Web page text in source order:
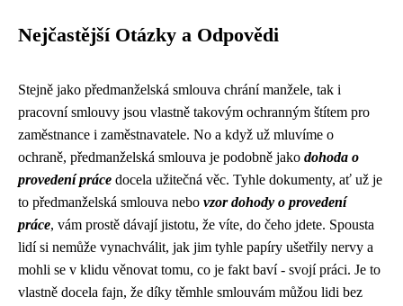
Nejčastější Otázky a Odpovědi
Stejně jako předmanželská smlouva chrání manžele, tak i
pracovní smlouvy jsou vlastně takovým ochranným štítem pro
zaměstnance i zaměstnavatele. No a když už mluvíme o
ochraně, předmanželská smlouva je podobně jako dohoda o
provedení práce docela užitečná věc. Tyhle dokumenty, ať už je
to předmanželská smlouva nebo vzor dohody o provedení
práce, vám prostě dávají jistotu, že víte, do čeho jdete. Spousta
lidí si nemůže vynachválit, jak jim tyhle papíry ušetřily nervy a
mohli se v klidu věnovat tomu, co je fakt baví - svojí práci. Je to
vlastně docela fajn, že díky těmhle smlouvám můžou lidi bez